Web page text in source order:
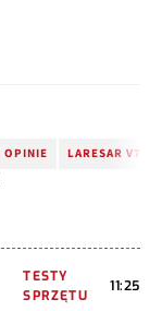
OPINIE LARESAR V7
TESTY
SPRZĘTU
11:25